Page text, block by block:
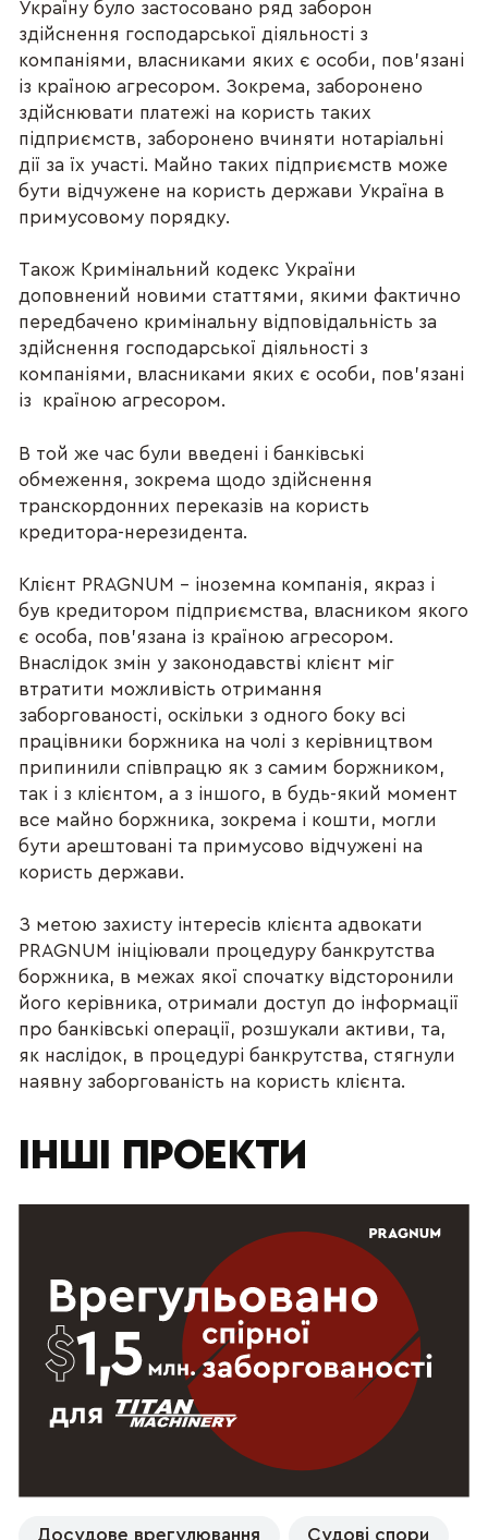
Україну було застосовано ряд заборон
здійснення господарської діяльності з
компаніями, власниками яких є особи, пов’язані
із країною агресором. Зокрема, заборонено
здійснювати платежі на користь таких
підприємств, заборонено вчиняти нотаріальні
дії за їх участі. Майно таких підприємств може
бути відчужене на користь держави Україна в
примусовому порядку.
Також Кримінальний кодекс України
доповнений новими статтями, якими фактично
передбачено кримінальну відповідальність за
здійснення господарської діяльності з
компаніями, власниками яких є особи, пов’язані
із країною агресором.
В той же час були введені і банківські
обмеження, зокрема щодо здійснення
транскордонних переказів на користь
кредитора-нерезидента.
Клієнт PRAGNUM – іноземна компанія, якраз і
був кредитором підприємства, власником якого
є особа, пов’язана із країною агресором.
Внаслідок змін у законодавстві клієнт міг
втратити можливість отримання
заборгованості, оскільки з одного боку всі
працівники боржника на чолі з керівництвом
припинили співпрацю як з самим боржником,
так і з клієнтом, а з іншого, в будь-який момент
все майно боржника, зокрема і кошти, могли
бути арештовані та примусово відчужені на
користь держави.
З метою захисту інтересів клієнта адвокати
PRAGNUM ініціювали процедуру банкрутства
боржника, в межах якої спочатку відсторонили
його керівника, отримали доступ до інформації
про банківські операції, розшукали активи, та,
як наслідок, в процедурі банкрутства, стягнули
наявну заборгованість на користь клієнта.
ІНШІ ПРОЕКТИ
Досудове врегулювання Судові спори